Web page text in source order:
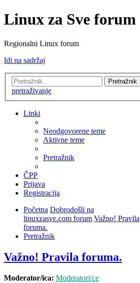
Linux za Sve forum
Regionalni Linux forum
Idi na sadržaj
Pretražnik
pretraživanje
Linki
Neodgovorene teme
Aktivne teme
Pretražnik
ČPP
Prijava
Registracija
Početna Dobrodošli na
linuxzasve.com forum Važno! Pravila
foruma.
Pretražnik
Važno! Pravila foruma.
Moderator/ica: Moderatori/ce